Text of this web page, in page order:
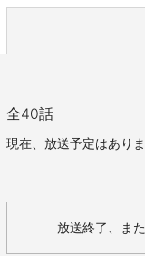
全40話
現在、放送予定はありま
放送終了、ま